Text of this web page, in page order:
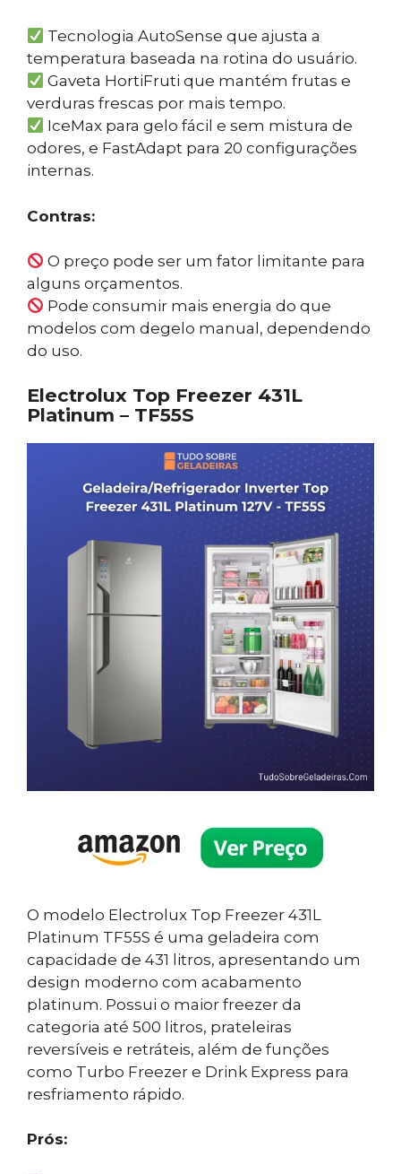
Tecnologia AutoSense que ajusta a
temperatura baseada na rotina do usuário.
Gaveta HortiFruti que mantém frutas e
verduras frescas por mais tempo.
IceMax para gelo fácil e sem mistura de
odores, e FastAdapt para 20 configurações
internas.
Contras:
O preço pode ser um fator limitante para
alguns orçamentos.
Pode consumir mais energia do que
modelos com degelo manual, dependendo
do uso.
Electrolux Top Freezer 431L
Platinum – TF55S
O modelo Electrolux Top Freezer 431L
Platinum TF55S é uma geladeira com
capacidade de 431 litros, apresentando um
design moderno com acabamento
platinum. Possui o maior freezer da
categoria até 500 litros, prateleiras
reversíveis e retráteis, além de funções
como Turbo Freezer e Drink Express para
resfriamento rápido.
Prós: